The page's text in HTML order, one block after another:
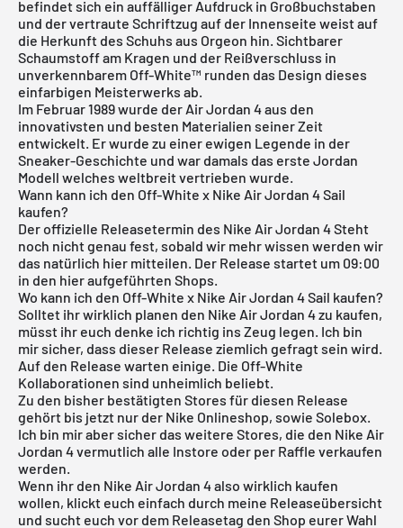
befindet sich ein auffälliger Aufdruck in Großbuchstaben
und der vertraute Schriftzug auf der Innenseite weist auf
die Herkunft des Schuhs aus Orgeon hin. Sichtbarer
Schaumstoff am Kragen und der Reißverschluss in
unverkennbarem Off-White™️ runden das Design dieses
einfarbigen Meisterwerks ab.
Im Februar 1989 wurde der Air Jordan 4 aus den
innovativsten und besten Materialien seiner Zeit
entwickelt. Er wurde zu einer ewigen Legende in der
Sneaker-Geschichte und war damals das erste Jordan
Modell welches weltbreit vertrieben wurde.
Wann kann ich den Off-White x Nike Air Jordan 4 Sail
kaufen?
Der offizielle Releasetermin des Nike Air Jordan 4 Steht
noch nicht genau fest, sobald wir mehr wissen werden wir
das natürlich hier mitteilen. Der Release startet um 09:00
in den hier aufgeführten Shops.
Wo kann ich den Off-White x Nike Air Jordan 4 Sail kaufen?
Solltet ihr wirklich planen den Nike Air Jordan 4 zu kaufen,
müsst ihr euch denke ich richtig ins Zeug legen. Ich bin
mir sicher, dass dieser Release ziemlich gefragt sein wird.
Auf den Release warten einige. Die Off-White
Kollaborationen sind unheimlich beliebt.
Zu den bisher bestätigten Stores für diesen Release
gehört bis jetzt nur der Nike Onlineshop, sowie Solebox.
Ich bin mir aber sicher das weitere Stores, die den Nike Air
Jordan 4 vermutlich alle Instore oder per Raffle verkaufen
werden.
Wenn ihr den Nike Air Jordan 4 also wirklich kaufen
wollen, klickt euch einfach durch meine Releaseübersicht
und sucht euch vor dem Releasetag den Shop eurer Wahl